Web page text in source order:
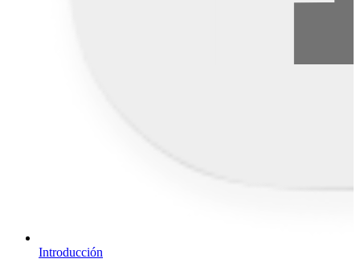
Introducción